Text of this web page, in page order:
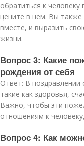
обратиться к
цените в нем. Вы
вместе, и выразить
жизни.
Вопрос 3: Какие
рождения от себя
Ответ: В
такие как здоровья,
Важно, чтобы эти
отношениям к
Вопрос 4: Как